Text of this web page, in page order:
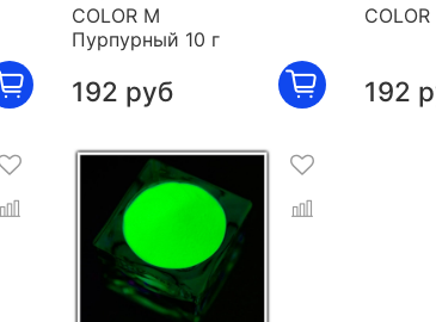
COLOR M
Пурпурный 10 г
192 руб 192